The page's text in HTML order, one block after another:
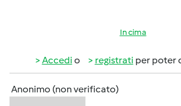
In cima
Accedi o registrati per poter
Anonimo (non verificato)